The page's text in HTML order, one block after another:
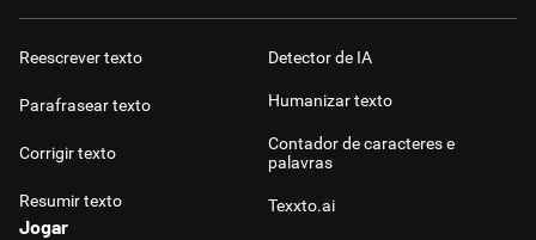
Reescrever texto
Parafrasear texto
Corrigir texto
Resumir texto
Detector de IA
Humanizar texto
Contador de caracteres e
palavras
Texxto.ai
Jogar